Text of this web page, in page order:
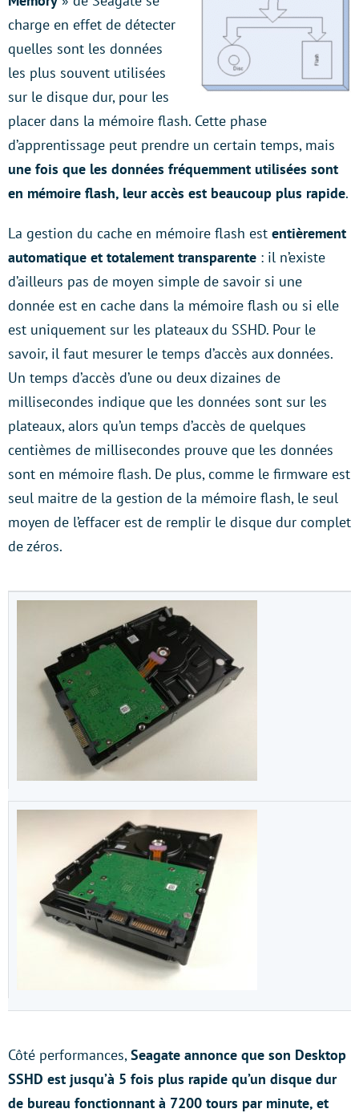
charge en effet de détecter
quelles sont les données
les plus souvent utilisées
sur le disque dur, pour les
placer dans la mémoire flash. Cette phase
d’apprentissage peut prendre un certain temps, mais
une fois que les données fréquemment utilisées sont
en mémoire flash, leur accès est beaucoup plus rapide.
La gestion du cache en mémoire flash est entièrement
automatique et totalement transparente : il n’existe
d’ailleurs pas de moyen simple de savoir si une
donnée est en cache dans la mémoire flash ou si elle
est uniquement sur les plateaux du SSHD. Pour le
savoir, il faut mesurer le temps d’accès aux données.
Un temps d’accès d’une ou deux dizaines de
millisecondes indique que les données sont sur les
plateaux, alors qu’un temps d’accès de quelques
centièmes de millisecondes prouve que les données
sont en mémoire flash. De plus, comme le firmware est
seul maitre de la gestion de la mémoire flash, le seul
moyen de l’effacer est de remplir le disque dur complet
de zéros.
Côté performances,Seagate annonce que son Desktop
SSHD est jusqu’à 5 fois plus rapide qu’un disque dur
de bureau fonctionnant à 7200 tours par minute, et